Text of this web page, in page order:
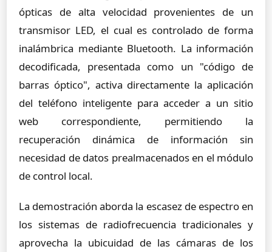
ópticas de alta velocidad provenientes de un
transmisor LED, el cual es controlado de forma
inalámbrica mediante Bluetooth. La información
decodificada, presentada como un "código de
barras óptico", activa directamente la aplicación
del teléfono inteligente para acceder a un sitio
web correspondiente, permitiendo la
recuperación dinámica de información sin
necesidad de datos prealmacenados en el módulo
de control local.
La demostración aborda la escasez de espectro en
los sistemas de radiofrecuencia tradicionales y
aprovecha la ubicuidad de las cámaras de los